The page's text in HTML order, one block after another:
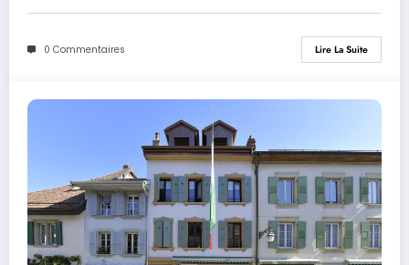
0 Commentaires Lire La Suite